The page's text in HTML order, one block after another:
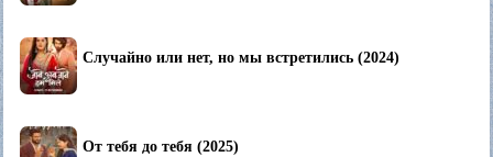
Случайно или нет, но мы встретились (2024)
От тебя до тебя (2025)